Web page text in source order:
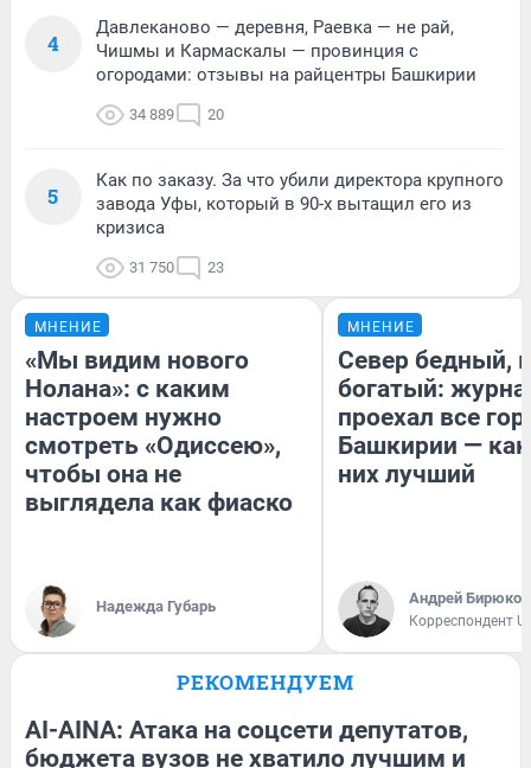
4
Давлеканово — деревня, Раевка — не рай,
Чишмы и Кармаскалы — провинция с
огородами: отзывы на райцентры Башкирии
34 889 20
5
Как по заказу. За что убили директора крупного
завода Уфы, который в 90-х вытащил его из
кризиса
31 750 23
МНЕНИЕ
«Мы видим нового
Нолана»: с каким
настроем нужно
смотреть «Одиссею»,
чтобы она не
выглядела как фиаско
Надежда Губарь
МНЕНИЕ
Север бедный,
богатый:
проехал все
Башкирии —
них лучший
Андрей Бирюков
Корреспондент
РЕКОМЕНДУЕМ
AI-AINA: Атака на соцсети депутатов,
бюджета вузов не хватило лучшим и